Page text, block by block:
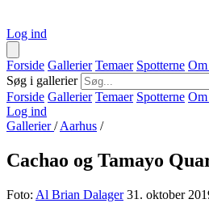
Log ind
Forside Gallerier Temaer Spotterne Om
Søg i gallerier
Forside Gallerier Temaer Spotterne Om
Log ind
Gallerier/ Aarhus /
Cachao og Tamayo
Foto: Al Brian Dalager 31. oktober